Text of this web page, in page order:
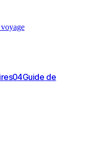
04Guide de